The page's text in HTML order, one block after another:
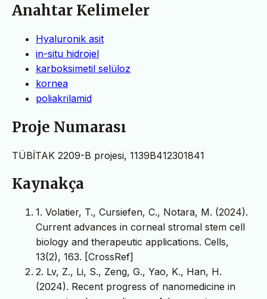
Anahtar Kelimeler
Hyaluronik asit
in-situ hidrojel
karboksimetil selüloz
kornea
poliakrilamid
Proje Numarası
TÜBİTAK 2209-B projesi, 1139B412301841
Kaynakça
1. Volatier, T., Cursiefen, C., Notara, M. (2024).
Current advances in corneal stromal stem cell
biology and therapeutic applications. Cells,
13(2), 163. [CrossRef]
2. Lv, Z., Li, S., Zeng, G., Yao, K., Han, H.
(2024). Recent progress of nanomedicine in